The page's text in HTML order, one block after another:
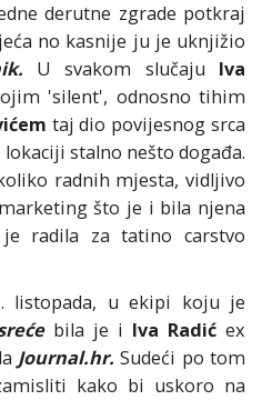
derutne zgrade potkraj
no kasnije ju je uknjižio
U svakom slučaju Iva
'silent', odnosno tihim
taj dio povijesnog srca
stalno nešto događa.
radnih mjesta, vidljivo
što je i bila njena
radila za tatino carstvo
listopada, u ekipi koju je
bila je i Iva Radić ex
Journal.hr. Sudeći po tom
kako bi uskoro na